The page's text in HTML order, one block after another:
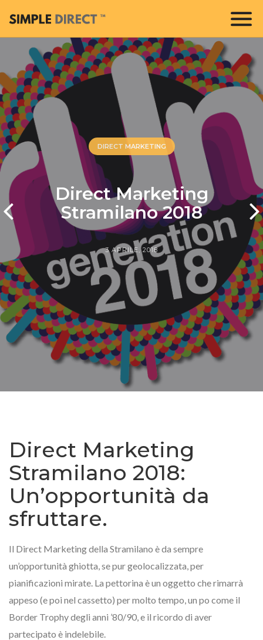
DIRECT MARKETING
Direct Marketing
Stramilano 2018
3 APRILE, 2018
Direct Marketing
Stramilano 2018:
Un’opportunità da
sfruttare.
Il Direct Marketing della Stramilano è da sempre
un’opportunità ghiotta, se pur geolocalizzata, per
pianificazioni mirate. La pettorina è un oggetto che rimarrà
appeso (e poi nel cassetto) per molto tempo, un po come il
Border Trophy degli anni ’80/90, e il ricordo di aver
partecipato è indelebile.